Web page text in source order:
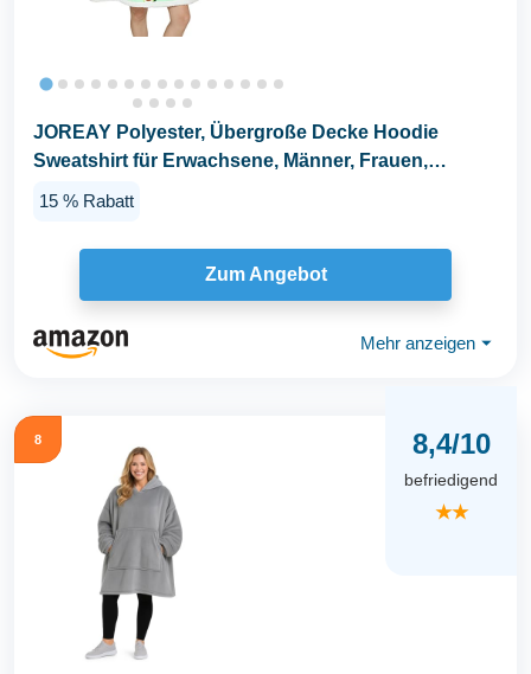
JOREAY Polyester, Übergroße Decke Hoodie
Sweatshirt für Erwachsene, Männer, Frauen,
15 % Rabatt
Zum Angebot
Mehr anzeigen ⏷
8 8,4/10
befriedigend
★★